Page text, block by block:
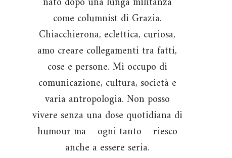
come columnist di Grazia.
Chiacchierona, eclettica, curiosa,
amo creare collegamenti tra fatti,
cose e persone. Mi occupo di
comunicazione, cultura, società e
varia antropologia. Non posso
vivere senza una dose quotidiana di
humour ma – ogni tanto – riesco
anche a essere seria.